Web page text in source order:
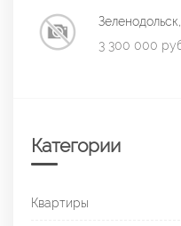
3 300 000
Категории
Квартиры